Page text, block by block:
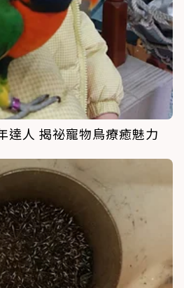
達人 揭祕寵物鳥療癒魅力